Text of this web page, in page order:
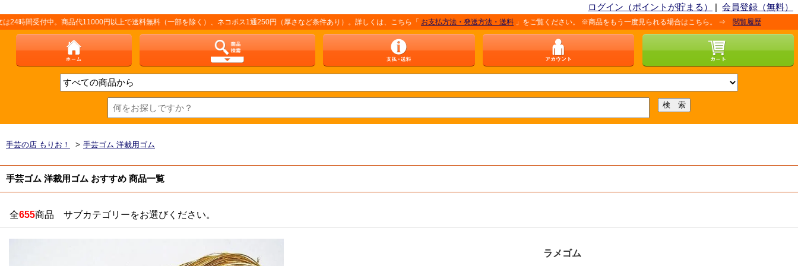
ログイン（ポイントが貯まる） | 会員登録（無料）
。商品代11000円以上で送料無料（一部を除く）、ネコポス1通250円（厚さなど条件あり）。詳しくは、こちら「お支払方法・発送方法・送料」をご覧ください。 ※商品をもう一度見られる場合はこちら。 ⇒閲覧履歴
手芸の店 もりお！ > 手芸ゴム 洋裁用ゴム
手芸ゴム 洋裁用ゴム おすすめ 商品一覧
全655商品 サブカテゴリーをお選びください。
ラメゴム